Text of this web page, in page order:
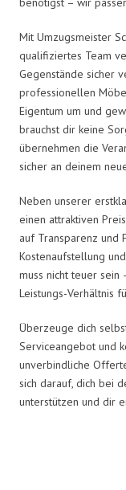
Mit Umzugsmeister
qualifiziertes Team
Gegenstände sicher
professionellen
Eigentum um und
brauchst dir keine
übernehmen die
sicher an deinem
Neben unserer
einen attraktiven
auf Transparenz und
Kostenaufstellung
muss nicht teuer
Leistungs-Verhältnis
Überzeuge dich
Serviceangebot und
unverbindliche
sich darauf, dich bei
unterstützen und dir